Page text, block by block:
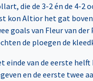
die de 3-2 én de 4-2
kon Altior het gat
goals van Fleur van
de ploegen de
einde van de eerste
en de eerste twee